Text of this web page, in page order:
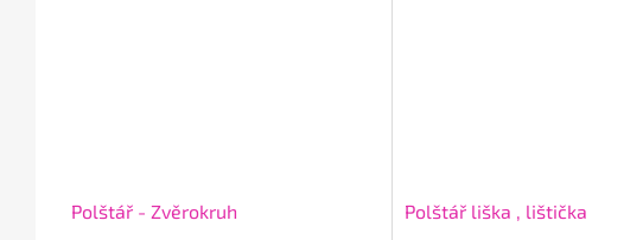
Polštář - Zvěrokruh Polštář liška , lištička